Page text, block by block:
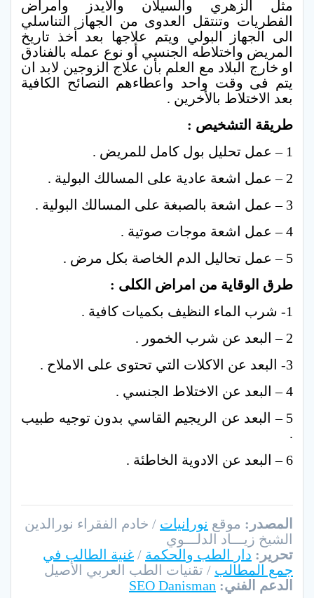
مثل الزهري والسيلان والايدز وأمراض
الفطريات وتنتقل العدوى من الجهاز التناسلي
الى الجهاز البولي ويتم علاجها بعد أخذ تاريخ
المريض واختلاطه الجنسي أو نوع عمله بالفنادق
او خارج البلاد مع العلم بأن علاج الزوجين لابد ان
يتم فى وقت واحد واعطاءهم النصائح الكافية
بعد الاختلاط بالأخرين .
طريقة التشخيص :
1 – عمل تحليل بول كامل للمريض .
2 – عمل اشعة عادية على المسالك البولية .
3 – عمل اشعة بالصبغة على المسالك البولية .
4 – عمل اشعة موجات صوتية .
5 – عمل تحاليل الدم الخاصة بكل مرض .
طرق الوقاية من امراض الكلى :
1- شرب الماء النظيف بكميات كافية .
2 – البعد عن شرب الخمور .
3- البعد عن الاكلات التي تحتوى على الاملاح .
4 – البعد عن الاختلاط الجنسي .
5 – البعد عن الريجيم القاسي بدون توجيه طبيب
.
6 – البعد عن الادوية الخاطئة .
المصدر: موقع نورانيات / خادم الفقراء نورالدين
الشيخ زيـــاد الدلـــوي
تحرير: دار الطب والحكمة / غنية الطالب في
جمع المطالب / تقنيات الطب العربي الأصيل
الدعم الفني: SEO Danisman